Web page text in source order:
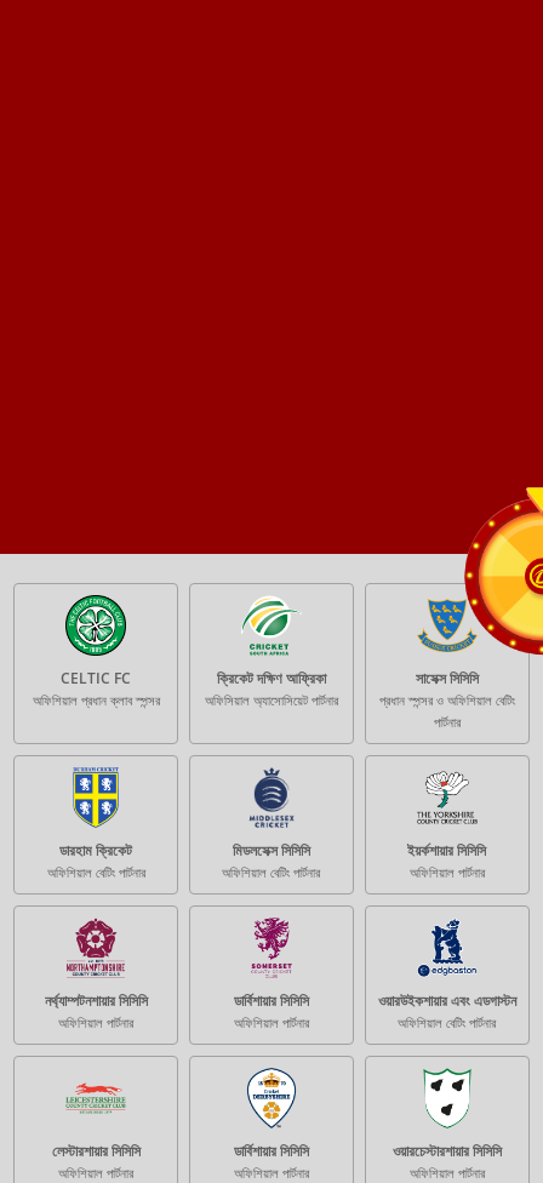
CELTIC FC
অফিশিয়াল প্রধান ক্লাব স্পন্সর
ক্রিকেট দক্ষিণ আফ্রিকা
অফিসিয়াল অ্যাসোসিয়েট পার্টনার
সাসেক্স সিসিসি
প্রধান স্পন্সর ও অফিশিয়াল বেটিং
পার্টনার
ডারহাম ক্রিকেট
অফিশিয়াল বেটিং পার্টনার
মিডলসেক্স সিসিসি
অফিশিয়াল বেটিং পার্টনার
ইয়র্কশায়ার সিসিসি
অফিশিয়াল পার্টনার
নর্থ্যাম্পটনশায়ার সিসিসি
অফিশিয়াল পার্টনার
ডার্বিশায়ার সিসিসি
অফিশিয়াল পার্টনার
ওয়ারউইকশায়ার এবং এডগাস্টন
অফিশিয়াল বেটিং পার্টনার
লেস্টারশায়ার সিসিসি
অফিশিয়াল পার্টনার
ডার্বিশায়ার সিসিসি
অফিশিয়াল পার্টনার
ওয়ারচেস্টারশায়ার সিসিসি
অফিশিয়াল পার্টনার